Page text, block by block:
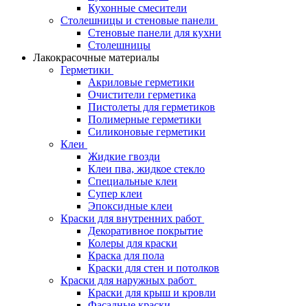
Кухонные смесители
Столешницы и стеновые панели
Стеновые панели для кухни
Столешницы
Лакокрасочные материалы
Герметики
Акриловые герметики
Очистители герметика
Пистолеты для герметиков
Полимерные герметики
Силиконовые герметики
Клеи
Жидкие гвозди
Клеи пва, жидкое стекло
Специальные клеи
Супер клеи
Эпоксидные клеи
Краски для внутренних работ
Декоративное покрытие
Колеры для краски
Краска для пола
Краски для стен и потолков
Краски для наружных работ
Краски для крыш и кровли